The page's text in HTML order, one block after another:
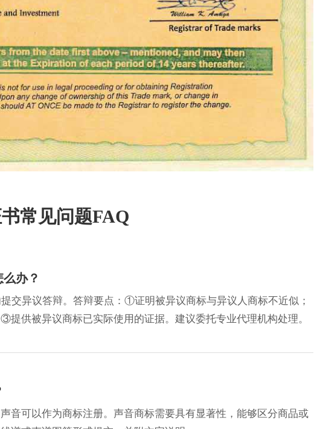
常见问题FAQ
办？
交异议答辩。答辩要点：①证明被异议商标与异议人商标不近似；
供被异议商标已实际使用的证据。建议委托专业代理机构处理。
音可以作为商标注册。声音商标需要具有显著性，能够区分商品或